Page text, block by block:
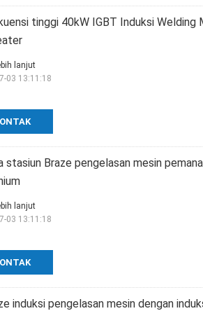
tinggi 40kW IGBT Induksi
lanjut
03 13:11:18
stasiun Braze pengelasan mesin
lanjut
03 13:11:18
induksi pengelasan mesin dengan